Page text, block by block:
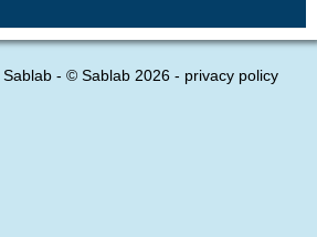
Sablab - © Sablab 2026 - privacy policy